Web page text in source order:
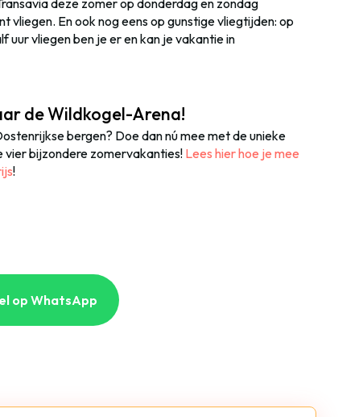
deze zomer op donderdag en zondag
vliegen. En ook nog eens op gunstige vliegtijden: op
uur vliegen ben je er en kan je vakantie in
de Wildkogel-Arena!
bergen? Doe dan nú mee met de unieke
vier bijzondere zomervakanties! Lees hier hoe je mee
!
op WhatsApp